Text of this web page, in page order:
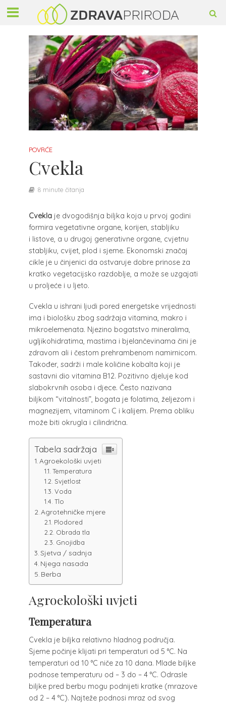
POVRĆE
Cvekla
8 minute čitanja
Cvekla je dvogodišnja biljka koja u prvoj godini
formira vegetativne organe, korijen, stabljiku
i listove, a u drugoj generativne organe, cvjetnu
stabljiku, cvijet, plod i sjeme. Ekonomski značaj
cikle je u činjenici da ostvaruje dobre prinose za
kratko vegetacijsko razdoblje, a može se uzgajati
u proljeće i u ljeto.
Cvekla u ishrani ljudi pored energetske vrijednosti
ima i biološku zbog sadržaja vitamina, makro i
mikroelemenata. Njezino bogatstvo mineralima,
ugljikohidratima, mastima i bjelančevinama čini je
zdravom ali i čestom prehrambenom namirnicom.
Također, sadrži i male količine kobalta koji je
sastavni dio vitamina B12. Pozitivno djeluje kod
slabokrvnih osoba i djece. Često nazivana
biljkom “vitalnosti”, bogata je folatima, željezom i
magnezijem, vitaminom C i kalijem. Prema obliku
može biti okrugla i cilindrična.
Tabela sadržaja
Agroekološki uvjeti
Temperatura
Svjetlost
Voda
Tlo
Agrotehničke mjere
Plodored
Obrada tla
Gnojidba
Sjetva / sadnja
Njega nasada
Berba
Agroekološki uvjeti
Temperatura
Cvekla je biljka relativno hladnog područja.
Sjeme počinje klijati pri temperaturi od 5 °C. Na
temperaturi od 10 °C niče za 10 dana. Mlade biljke
podnose temperaturu od – 3 do – 4 °C. Odrasle
biljke pred berbu mogu podnijeti kratke (mrazove
od 2 – 4 °C). Najteže podnosi mraz od svog